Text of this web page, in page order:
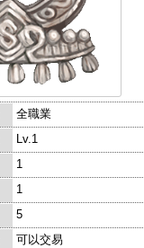
全職業
Lv.1
1
1
5
可以交易